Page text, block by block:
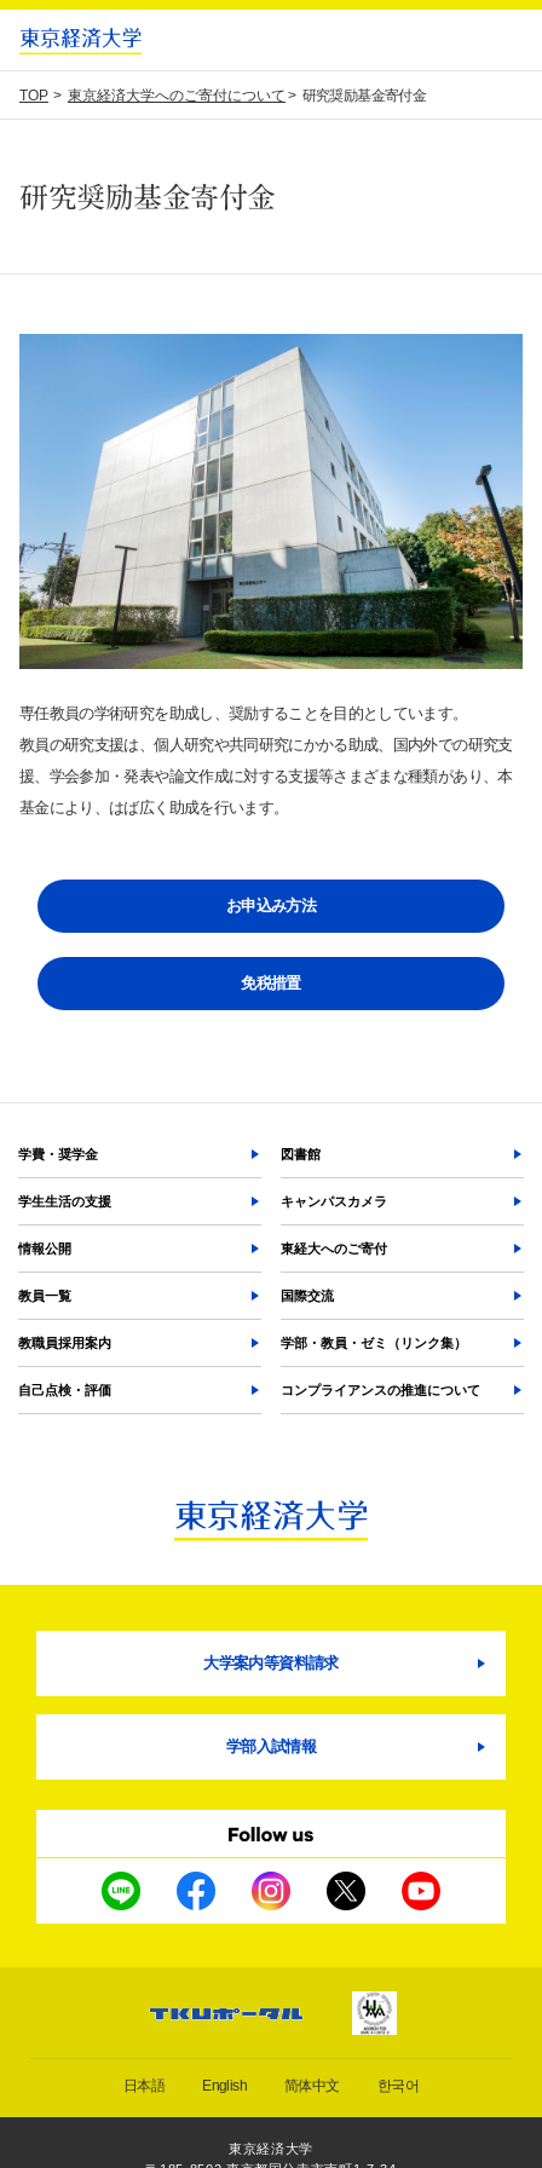
サイト内検索
よく検索されるページ
オープンキャンパス
各種証明書の発行
各種手続
TKUポータル
TOP 東京経済大学へのご寄付について 研究奨励基金寄付金
研究奨励基金寄付金
専任教員の学術研究を助成し、奨励することを目的としています。
教員の研究支援は、個人研究や共同研究にかかる助成、国内外での研究支
援、学会参加・発表や論文作成に対する支援等さまざまな種類があり、本
基金により、はば広く助成を行います。
お申込み方法
免税措置
学費・奨学金 図書館
学生生活の支援 キャンパスカメラ
情報公開 東経大へのご寄付
教員一覧 国際交流
教職員採用案内 学部・教員・ゼミ（リンク集）
自己点検・評価 コンプライアンスの推進について
大学案内等資料請求
学部入試情報
日本語 English 简体中文 한국어
東京経済大学